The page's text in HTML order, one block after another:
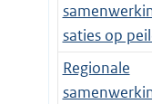
saties op
Regionale